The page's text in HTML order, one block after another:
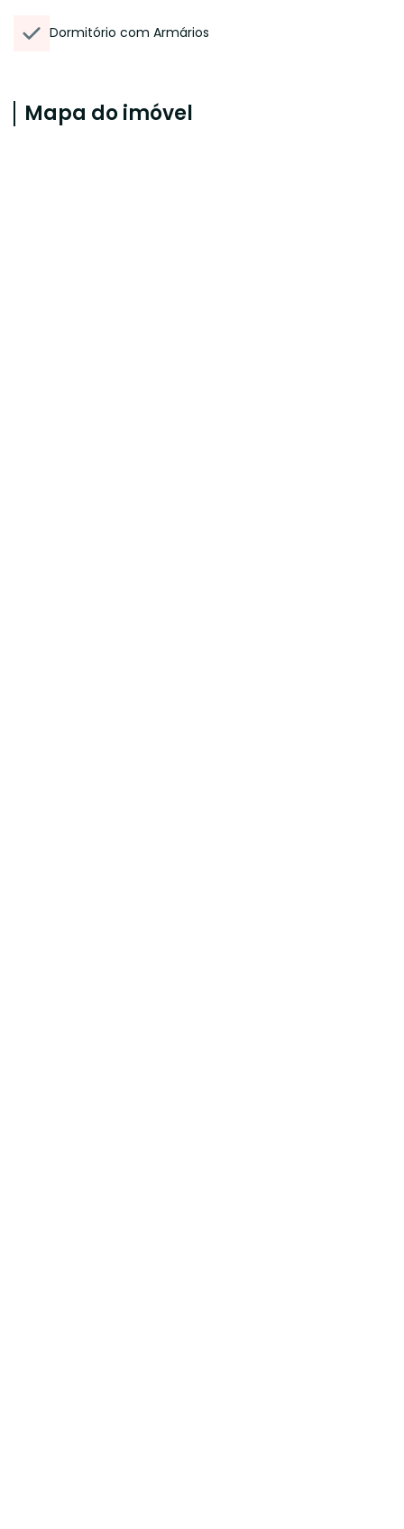
Dormitório com Armários
Mapa do imóvel